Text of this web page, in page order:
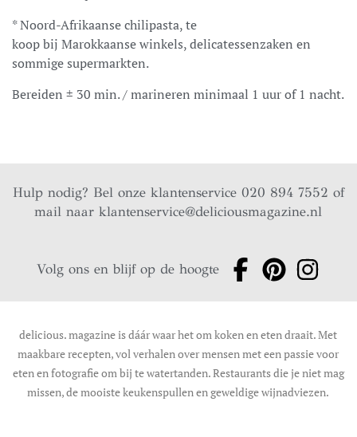
* Noord-Afrikaanse chilipasta, te
koop bij Marokkaanse winkels, delicatessenzaken en
sommige supermarkten.
Bereiden ± 30 min. / marineren minimaal 1 uur of 1 nacht.
Hulp nodig? Bel onze klantenservice 020 894 7552 of
mail naarklantenservice@deliciousmagazine.nl
Volg ons en blijf op de hoogte
delicious. magazine is dáár waar het om koken en eten draait. Met
maakbare recepten, vol verhalen over mensen met een passie voor
eten en fotografie om bij te watertanden. Restaurants die je niet mag
missen, de mooiste keukenspullen en geweldige wijnadviezen.